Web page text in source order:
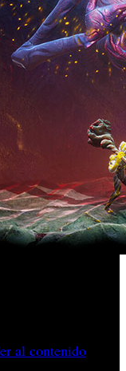
al contenido